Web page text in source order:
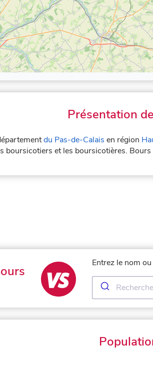
Présentation
du Pas-de-Calais en région
boursicotiers et les boursicotières.
Entrez le nom